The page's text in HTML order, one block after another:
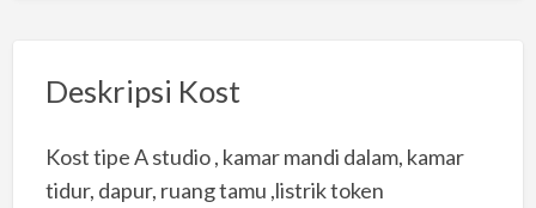
Deskripsi Kost
Kost tipe A studio , kamar mandi dalam, kamar
tidur, dapur, ruang tamu ,listrik token